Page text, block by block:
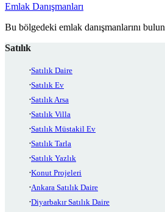
Emlak Danışmanları
Bu bölgedeki emlak danışmanlarını bulun
Satılık
Satılık Daire
Satılık Ev
Satılık Arsa
Satılık Villa
Satılık Müstakil Ev
Satılık Tarla
Satılık Yazlık
Konut Projeleri
Ankara Satılık Daire
Diyarbakır Satılık Daire